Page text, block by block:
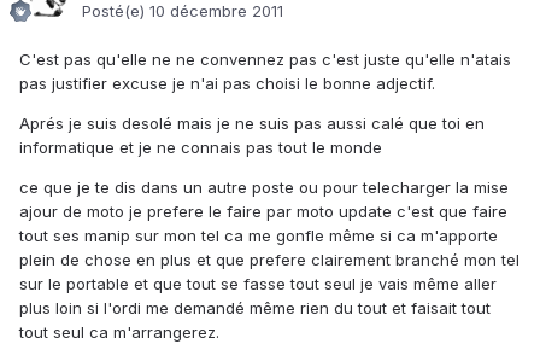
Posté(e) 10 décembre 2011
C'est pas qu'elle ne ne convennez pas c'est juste qu'elle n'atais
pas justifier excuse je n'ai pas choisi le bonne adjectif.
Aprés je suis desolé mais je ne suis pas aussi calé que toi en
informatique et je ne connais pas tout le monde
ce que je te dis dans un autre poste ou pour telecharger la mise
ajour de moto je prefere le faire par moto update c'est que faire
tout ses manip sur mon tel ca me gonfle même si ca m'apporte
plein de chose en plus et que prefere clairement branché mon tel
sur le portable et que tout se fasse tout seul je vais même aller
plus loin si l'ordi me demandé même rien du tout et faisait tout
tout seul ca m'arrangerez.